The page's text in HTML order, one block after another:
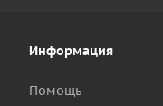
Информация
Помощь